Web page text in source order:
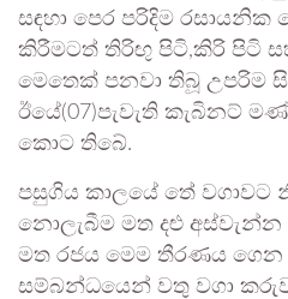
සඳහා පෙර පරිදිම
කිරීමටත් තිරිඟු පිටි,කිරි පිටි
මෙතෙක් පනවා තිබූ උපරිම
ඊයේ(07)පැවැති කැබිනට්
කොට තිබේ.
පසුගිය කාලයේ තේ
නොලැබීම මත දළු අස්වැන්න
මත රජය මෙම තීරණය
සම්බන්ධයෙන් වතු වගා